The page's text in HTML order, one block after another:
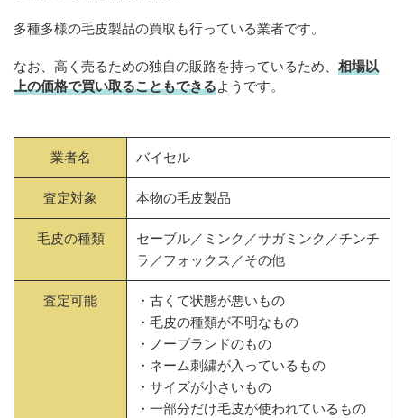
多種多様の毛皮製品の買取も行っている業者です。
なお、高く売るための独自の販路を持っているため、 相場以
上の価格で買い取ることもできるようです。
業者名 バイセル
査定対象 本物の毛皮製品
毛皮の種類
セーブル／ミンク／サガミンク／チンチ
ラ／フォックス／その他
査定可能
・古くて状態が悪いもの
・毛皮の種類が不明なもの
・ノーブランドのもの
・ネーム刺繍が入っているもの
・サイズが小さいもの
・一部分だけ毛皮が使われているもの